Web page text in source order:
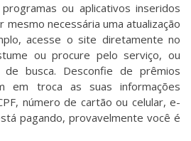
ou aplicativos inseridos
mesmo necessária uma atualização
acesse o site diretamente no
ou procure pelo serviço, ou
busca. Desconfie de prêmios
em troca as suas informações
número de cartão ou celular, e-
pagando, provavelmente você é